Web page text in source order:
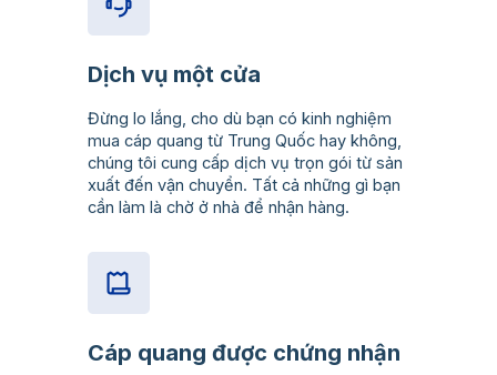
Dịch vụ một cửa
Đừng lo lắng, cho dù bạn có kinh nghiệm
mua cáp quang từ Trung Quốc hay không,
chúng tôi cung cấp dịch vụ trọn gói từ sản
xuất đến vận chuyển. Tất cả những gì bạn
cần làm là chờ ở nhà để nhận hàng.
Cáp quang được chứng nhận